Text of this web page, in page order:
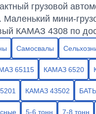
грузовой
Маленький мини-
КАМАЗ 4308 по
Самосвалы
65115 КАМАЗ 6520
КАМАЗ 43502
5-6 тонн 7-8 тонн